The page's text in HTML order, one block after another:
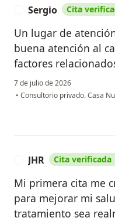
Sergio Cita
Un lugar de
buena atención al
factores
7 de julio de 2026
• Consultorio privado. Casa
JHR Cita verificada
Mi primera cita me
para mejorar mi
tratamiento sea